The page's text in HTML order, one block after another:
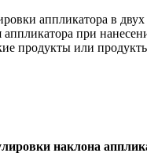
аппликатора в
аппликатора при
продукты или
наклона